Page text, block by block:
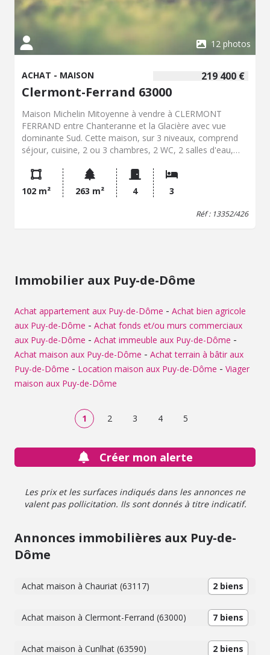
12 photos
219 400 €
ACHAT - MAISON
Clermont-Ferrand 63000
Maison Michelin Mitoyenne à vendre à CLERMONT
FERRAND entre Chanteranne et la Glacière avec vue
dominante Sud. Cette maison, sur 3 niveaux, comprend
séjour, cuisine, 2 ou 3 chambres, 2 WC, 2 salles d'eau,
pour une voiture et un abri de jardin en préfabriqué. Jardin
devant et derrière. Prix de vente 219 400 EUR dont
Honoraires de Négociation charges acquéreur inclus
3.98% du prix net vendeur. Les frais d'acte sont calculés
102 m² 263 m² 4 3
Réf : 13352/426
Immobilier aux Puy-de-Dôme
Achat appartement aux Puy-de-Dôme - Achat bien agricole
aux Puy-de-Dôme - Achat fonds et/ou murs commerciaux
aux Puy-de-Dôme - Achat immeuble aux Puy-de-Dôme -
Achat maison aux Puy-de-Dôme - Achat terrain à bâtir aux
Puy-de-Dôme - Location maison aux Puy-de-Dôme - Viager
maison aux Puy-de-Dôme
1 2 3 4 5
Créer mon alerte
Les prix et les surfaces indiqués dans les annonces ne
valent pas pollicitation. Ils sont donnés à titre indicatif.
Annonces immobilières aux Puy-de-
Dôme
Achat maison à Chauriat (63117) 2 biens
Achat maison à Clermont-Ferrand (63000) 7 biens
Achat maison à Cunlhat (63590) 2 biens